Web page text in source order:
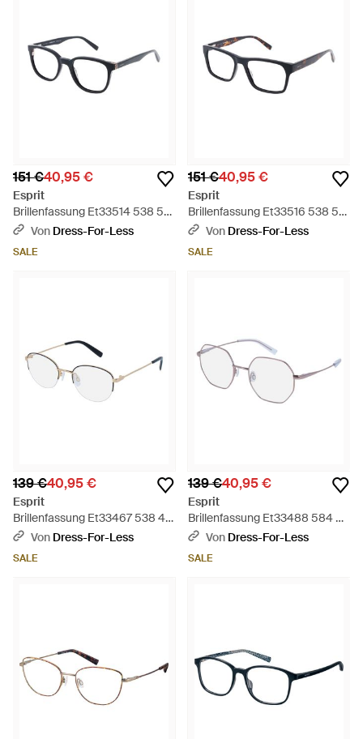
151 €40,95 €
Esprit
Brillenfassung Et33514 538 50
- Schwarz
Von Dress-For-Less
SALE
151 €40,95 €
Esprit
Brillenfassung Et33516 538 54
- Schwarz
Von Dress-For-Less
SALE
139 €40,95 €
Esprit
Brillenfassung Et33467 538 48
- Schwarz
Von Dress-For-Less
SALE
139 €40,95 €
Esprit
Brillenfassung Et33488 584 52
- Schwarz
Von Dress-For-Less
SALE